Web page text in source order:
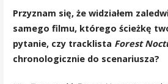
Przyznam się, że widziałem
samego filmu, którego ścieżkę
pytanie, czy tracklista Forest
chronologicznie do scenariusza?